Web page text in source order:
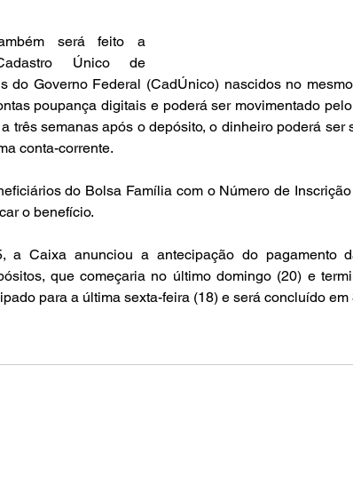
será feito a
Único de
do Governo Federal (CadÚnico) nascidos no
poupança digitais e poderá ser movimentado
três semanas após o depósito, o dinheiro poderá ser
conta-corrente.
do Bolsa Família com o Número de
o benefício.
a Caixa anunciou a antecipação do pagamento
que começaria no último domingo (20) e
para a última sexta-feira (18) e será concluído em